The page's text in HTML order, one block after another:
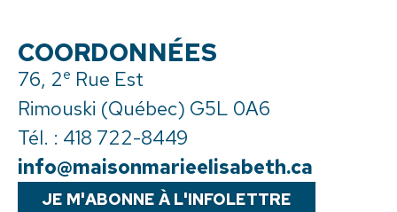
COORDONNÉES
76, 2e Rue Est
Rimouski (Québec) G5L 0A6
Tél. : 418 722-8449
info@maisonmarieelisabeth.ca
JE M'ABONNE À L'INFOLETTRE